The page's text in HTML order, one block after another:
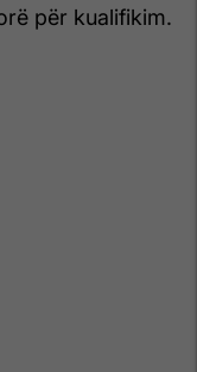
për kualifikim.